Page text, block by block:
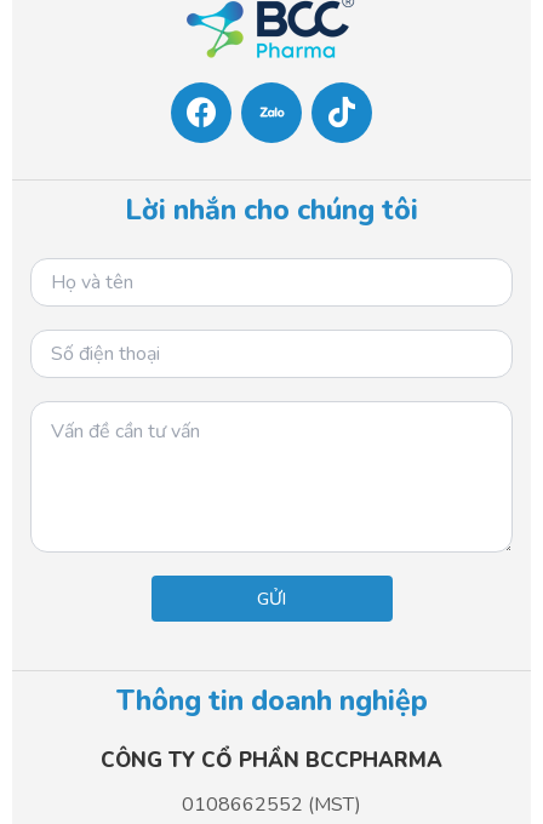
F
a
c
b
o
o
i
k
o
k
Lời nhắn cho chúng tôi
Thông tin doanh nghiệp
CÔNG TY CỔ PHẦN BCCPHARMA​
0108662552 (MST)